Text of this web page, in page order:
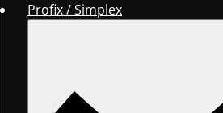
Profix / Simplex